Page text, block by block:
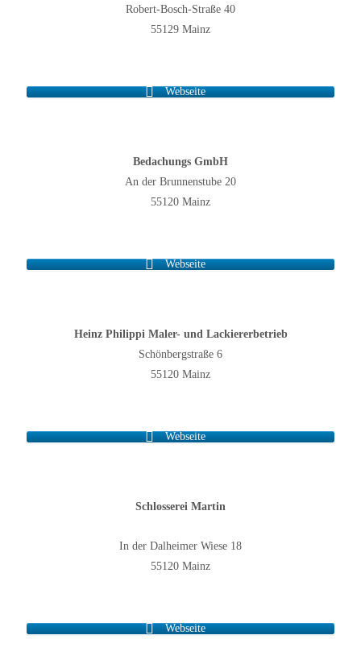
Robert-Bosch-Straße 40
55129 Mainz
Webseite
Bedachungs GmbH
An der Brunnenstube 20
55120 Mainz
Webseite
Heinz Philippi Maler- und Lackiererbetrieb
Schönbergstraße 6
55120 Mainz
Webseite
Schlosserei Martin
In der Dalheimer Wiese 18
55120 Mainz
Webseite